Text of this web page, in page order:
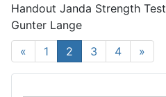
Handout Janda Strength Test
Gunter Lange
«
1 2 3 4 »